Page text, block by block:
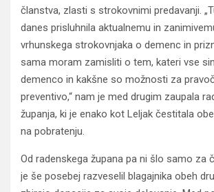
članstva, zlasti s strokovnimi predavanji.
danes prisluhnila aktualnemu in
vrhunskega strokovnjaka o demenc in
sama moram zamisliti o tem, kateri vse
demenco in kakšne so možnosti za
preventivo,“ nam je med drugim zaupala
županja, ki je enako kot Leljak čestitala
na pobratenju.
Od radenskega župana pa ni šlo samo za
je še posebej razveselil blagajnika obeh